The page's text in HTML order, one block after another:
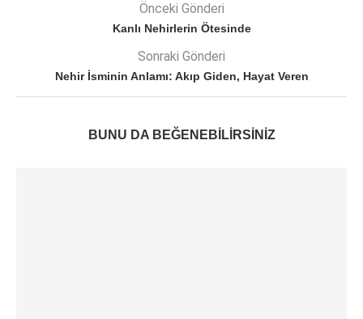
Önceki Gönderi
Kanlı Nehirlerin Ötesinde
Sonraki Gönderi
Nehir İsminin Anlamı: Akıp Giden, Hayat Veren
BUNU DA BEĞENEBILIRSINIZ